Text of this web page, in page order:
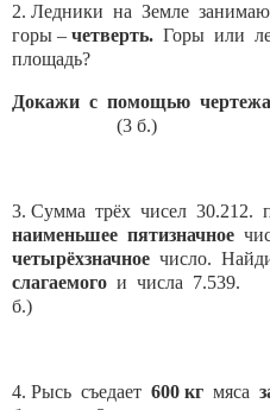
2. Ледники на Земле
горы – четверть. Горы или
площадь?
Докажи с
(3 б.)
3. Сумма трёх чисел 30.212.
наименьшее пятизначное
четырёхзначное число.
слагаемого и
б.)
4. Рысь съедает 600 кг мяса